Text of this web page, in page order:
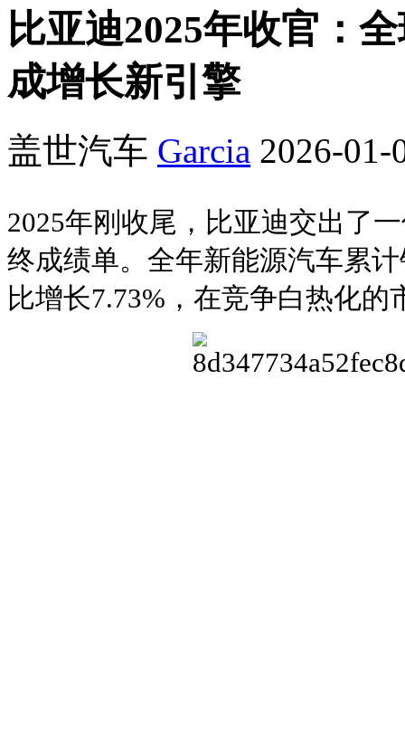
比亚迪2025年收官：
成增长新引擎
盖世汽车 Garcia 2026-01-
2025年刚收尾，比亚迪交出了
终成绩单。全年新能源汽车累
比增长7.73%，在竞争白热化